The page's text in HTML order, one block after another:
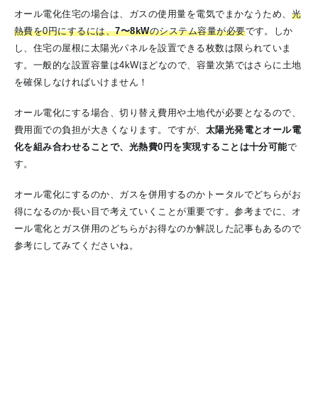
オール電化住宅の場合は、ガスの使用量を電気でまかなうため、 光
熱費を0円にするには、7〜8kWのシステム容量が必要です。しか
し、住宅の屋根に太陽光パネルを設置できる枚数は限られていま
す。一般的な設置容量は4kWほどなので、容量次第ではさらに土地
を確保しなければいけません！
オール電化にする場合、切り替え費用や土地代が必要となるので、
費用面での負担が大きくなります。ですが、 太陽光発電とオール電
化を組み合わせることで、光熱費0円を実現することは十分可能で
す。
オール電化にするのか、ガスを併用するのかトータルでどちらがお
得になるのか長い目で考えていくことが重要です。参考までに、オ
ール電化とガス併用のどちらがお得なのか解説した記事もあるので
参考にしてみてくださいね。